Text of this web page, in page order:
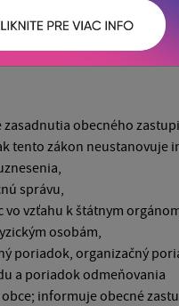
kraja,
orgánu štátnej správy,
zákona.
zasadnutia obecného
tento zákon neustanovuje
správu,
vo vzťahu k štátnym
osobám,
poriadok, organizačný
a poriadok odmeňovania
informuje obecné